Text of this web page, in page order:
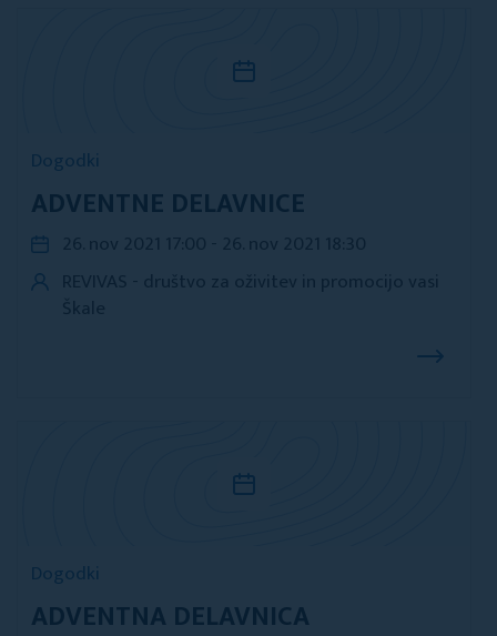
Dogodki
ADVENTNE DELAVNICE
Dogodki
ADVENTNA DELAVNICA